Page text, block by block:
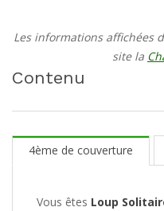
Les informations affichées
site la
Contenu
4ème de couverture
Vous êtes Loup